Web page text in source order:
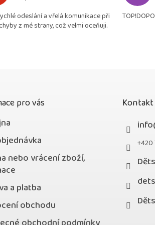
4,9
z
odeslání a vřelá komunikace při
z mé strany, což velmi oceňuji.
pro vás
nebo vrácení zboží,
a platba
obchodu
Kontakt
info
+420